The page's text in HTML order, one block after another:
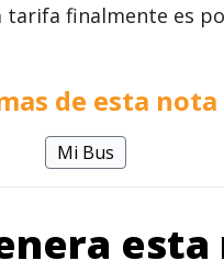
tarifa finalmente es
de esta nota
Mi Bus